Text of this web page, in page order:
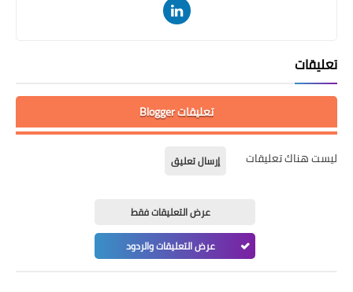
تعليقات
تعليقات Blogger
ليست هناك تعليقات إرسال تعليق
عرض التعليقات فقط
عرض التعليقات والردود